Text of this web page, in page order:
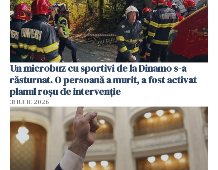
Un microbuz cu sportivi de la Dinamo s-a
răsturnat. O persoană a murit, a fost activat
planul roșu de intervenție
31 IULIE 2026